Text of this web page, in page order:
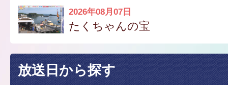
2026年08月07日
たくちゃんの宝
放送日から探す